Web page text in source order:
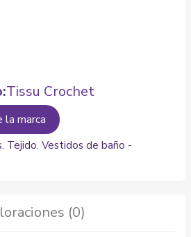
Tissu Crochet
la marca
, Tejido, Vestidos de baño -
(0)